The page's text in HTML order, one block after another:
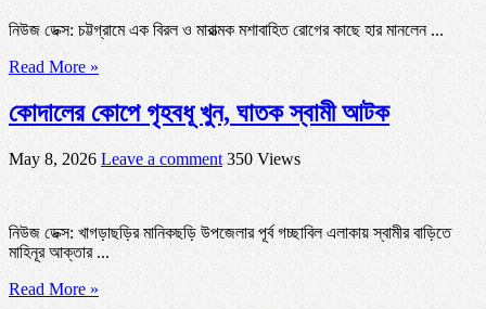
নিউজ ডেক্স: চট্টগ্রামে এক বিরল ও মারাত্মক মশাবাহিত রোগের কাছে হার মানলেন ...
Read More »
কোদালের কোপে গৃহবধূ খুন, ঘাতক স্বামী আটক
May 8, 2026 Leave a comment 350 Views
নিউজ ডেক্স: খাগড়াছড়ির মানিকছড়ি উপজেলার পূর্ব গচ্ছাবিল এলাকায় স্বামীর বাড়িতে
মাহিনূর আক্তার ...
Read More »